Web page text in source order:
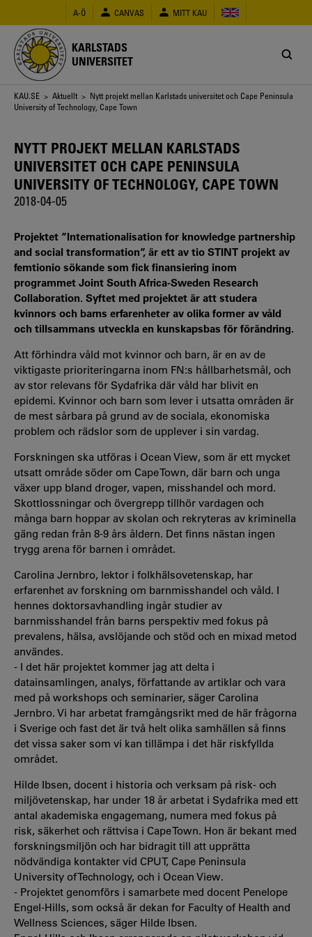
huvudinnehåll
A-Ö CANVAS MITT KAU
KARLSTADS
UNIVERSITET
Länkstig
KAU.SE > Aktuellt > Nytt projekt mellan Karlstads universitet och Cape Peninsula
University of Technology, Cape Town
NYTT PROJEKT MELLAN KARLSTADS
UNIVERSITET OCH CAPE PENINSULA
UNIVERSITY OF TECHNOLOGY, CAPE TOWN
2018-04-05
Projektet ”Internationalisation for knowledge partnership
and social transformation”, är ett av tio STINT projekt av
femtionio sökande som fick finansiering inom
programmet Joint South Africa-Sweden Research
Collaboration. Syftet med projektet är att studera
kvinnors och barns erfarenheter av olika former av våld
och tillsammans utveckla en kunskapsbas för förändring.
Att förhindra våld mot kvinnor och barn, är en av de
viktigaste prioriteringarna inom FN:s hållbarhetsmål, och
av stor relevans för Sydafrika där våld har blivit en
epidemi. Kvinnor och barn som lever i utsatta områden är
de mest sårbara på grund av de sociala, ekonomiska
problem och rädslor som de upplever i sin vardag.
Forskningen ska utföras i Ocean View, som är ett mycket
utsatt område söder om Cape Town, där barn och unga
växer upp bland droger, vapen, misshandel och mord.
Skottlossningar och övergrepp tillhör vardagen och
många barn hoppar av skolan och rekryteras av kriminella
gäng redan från 8-9 års åldern. Det finns nästan ingen
trygg arena för barnen i området.
Carolina Jernbro, lektor i folkhälsovetenskap, har
erfarenhet av forskning om barnmisshandel och våld. I
hennes doktorsavhandling ingår studier av
barnmisshandel från barns perspektiv med fokus på
prevalens, hälsa, avslöjande och stöd och en mixad metod
användes.
- I det här projektet kommer jag att delta i
datainsamlingen, analys, författande av artiklar och vara
med på workshops och seminarier, säger Carolina
Jernbro. Vi har arbetat framgångsrikt med de här frågorna
i Sverige och fast det är två helt olika samhällen så finns
det vissa saker som vi kan tillämpa i det här riskfyllda
området.
Hilde Ibsen, docent i historia och verksam på risk- och
miljövetenskap, har under 18 år arbetat i Sydafrika med ett
antal akademiska engagemang, numera med fokus på
risk, säkerhet och rättvisa i Cape Town. Hon är bekant med
forskningsmiljön och har bidragit till att upprätta
nödvändiga kontakter vid CPUT, Cape Peninsula
University of Technology, och i Ocean View.
- Projektet genomförs i samarbete med docent Penelope
Engel-Hills, som också är dekan for Faculty of Health and
Wellness Sciences, säger Hilde Ibsen.